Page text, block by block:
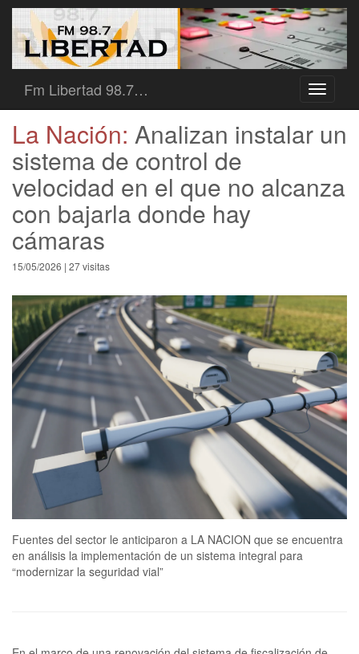
Toggle
Fm Libertad 98.7…
La Nación: Analizan instalar un
sistema de control de
velocidad en el que no alcanza
con bajarla donde hay
cámaras
15/05/2026 | 27 visitas
Fuentes del sector le anticiparon a LA NACION que se encuentra
en análisis la implementación de un sistema integral para
“modernizar la seguridad vial”